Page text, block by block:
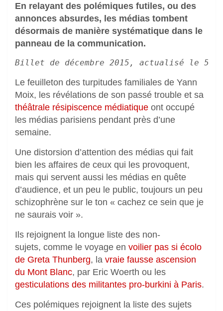
En relayant des polémiques futiles, ou des
annonces absurdes, les médias tombent
désormais de manière systématique dans le
panneau de la communication.
Billet de décembre 2015, actualisé le 5
Le feuilleton des turpitudes familiales de Yann
Moix, les révélations de son passé trouble et sa
théâtrale résipiscence médiatique ont occupé
les médias parisiens pendant près d’une
semaine.
Une distorsion d’attention des médias qui fait
bien les affaires de ceux qui les provoquent,
mais qui servent aussi les médias en quête
d’audience, et un peu le public, toujours un peu
schizophrène sur le ton « cachez ce sein que je
ne saurais voir ».
Ils rejoignent la longue liste des non-
sujets, comme le voyage en voilier pas si écolo
de Greta Thunberg, la vraie fausse ascension
du Mont Blanc, par Eric Woerth ou les
gesticulations des militantes pro-burkini à Paris.
Ces polémiques rejoignent la liste des sujets